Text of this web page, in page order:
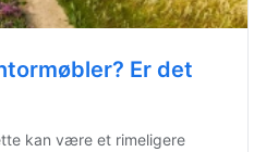
Er det
kan være et rimeligere